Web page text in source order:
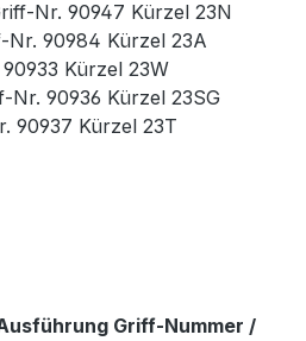
Nr. 90947 Kürzel 23N
90984 Kürzel 23A
Kürzel 23W
Nr. 90936 Kürzel 23SG
90937 Kürzel 23T
Griff-Nummer /